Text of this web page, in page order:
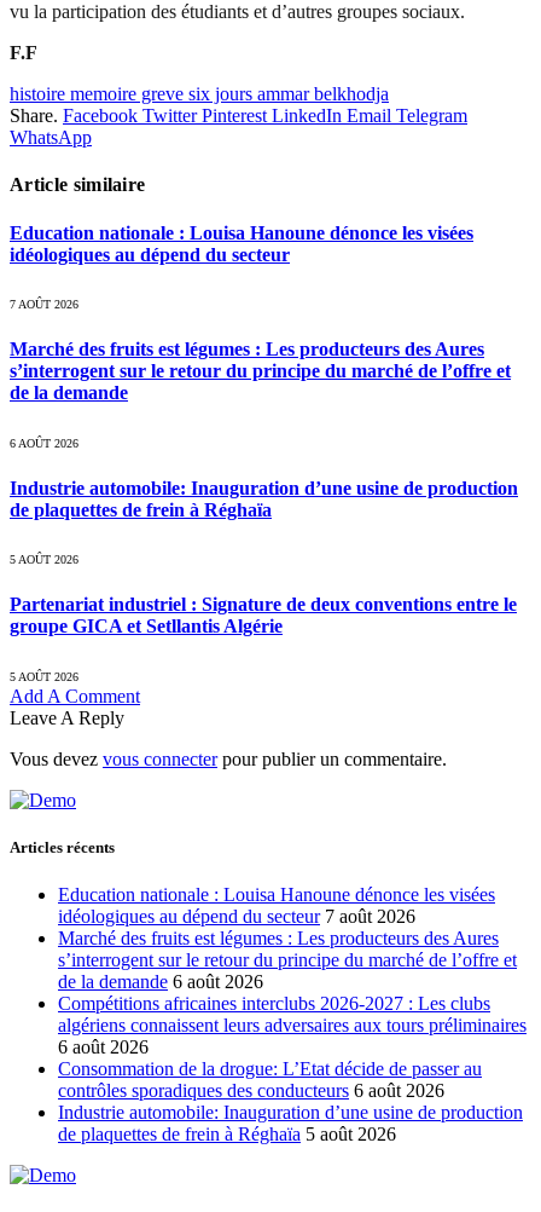
vu la participation des étudiants et d’autres groupes sociaux.
F.F
histoire memoire greve six jours ammar belkhodja
Share. Facebook Twitter Pinterest LinkedIn Email Telegram
WhatsApp
Article similaire
Education nationale : Louisa Hanoune dénonce les visées
idéologiques au dépend du secteur
7 AOÛT 2026
Marché des fruits est légumes : Les producteurs des Aures
s’interrogent sur le retour du principe du marché de l’offre et
de la demande
6 AOÛT 2026
Industrie automobile: Inauguration d’une usine de production
de plaquettes de frein à Réghaïa
5 AOÛT 2026
Partenariat industriel : Signature de deux conventions entre le
groupe GICA et Setllantis Algérie
5 AOÛT 2026
Add A Comment
Leave A Reply
Vous devez vous connecterpour publier un commentaire.
Articles récents
Education nationale : Louisa Hanoune dénonce les visées
idéologiques au dépend du secteur 7 août 2026
Marché des fruits est légumes : Les producteurs des Aures
s’interrogent sur le retour du principe du marché de l’offre et
de la demande 6 août 2026
Compétitions africaines interclubs 2026-2027 : Les clubs
algériens connaissent leurs adversaires aux tours préliminaires
6 août 2026
Consommation de la drogue: L’Etat décide de passer au
contrôles sporadiques des conducteurs 6 août 2026
Industrie automobile: Inauguration d’une usine de production
de plaquettes de frein à Réghaïa 5 août 2026